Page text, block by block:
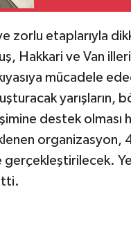
zorlu etaplarıyla
Hakkari ve Van
mücadele
yarışların,
destek
organizasyon,
gerçekleştirilecek.